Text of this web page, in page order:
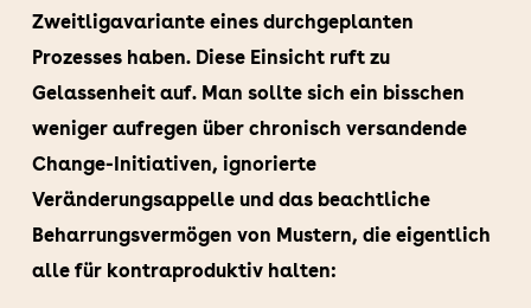
Zweitligavariante eines durchgeplanten
Prozesses haben. Diese Einsicht ruft zu
Gelassenheit auf. Man sollte sich ein bisschen
weniger aufregen über chronisch versandende
Change-Initiativen, ignorierte
Veränderungsappelle und das beachtliche
Beharrungsvermögen von Mustern, die eigentlich
alle für kontraproduktiv halten: